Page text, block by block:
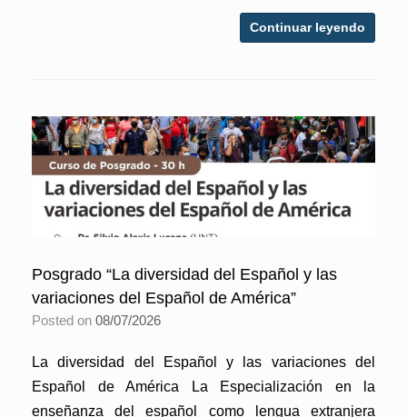
Continuar leyendo
Posgrado “La diversidad del Español y las
variaciones del Español de América”
Posted on 08/07/2026
La diversidad del Español y las variaciones del
Español de América La Especialización en la
enseñanza del español como lengua extranjera